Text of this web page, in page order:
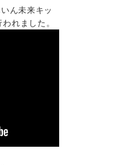
ん未来キッ
れました。